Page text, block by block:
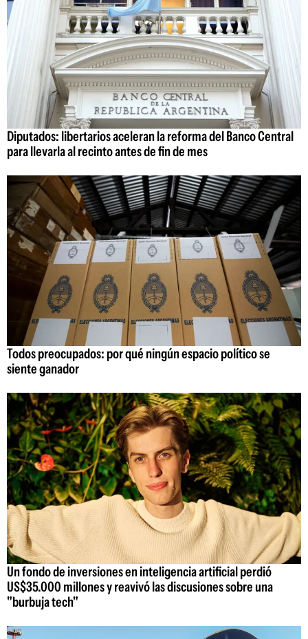
Diputados: libertarios aceleran la reforma del Banco Central
para llevarla al recinto antes de fin de mes
Todos preocupados: por qué ningún espacio político se
siente ganador
Un fondo de inversiones en inteligencia artificial perdió
US$35.000 millones y reavivó las discusiones sobre una
"burbuja tech"